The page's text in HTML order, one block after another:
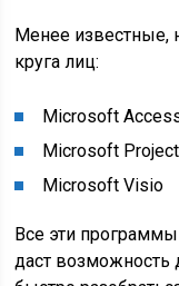
Менее известные,
круга лиц:
Microsoft
Microsoft Project
Microsoft Visio
Все эти
даст